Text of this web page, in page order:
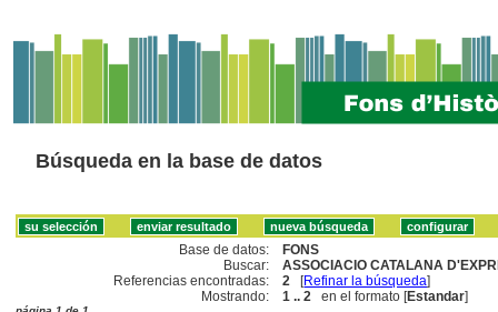
Búsqueda en la base de datos
Base de datos:
FONS
Buscar:
ASSOCIACIO CATALANA
Referencias encontradas:
2 [Refinar la búsqueda]
Mostrando:
1 .. 2 en el formato [Estandar]